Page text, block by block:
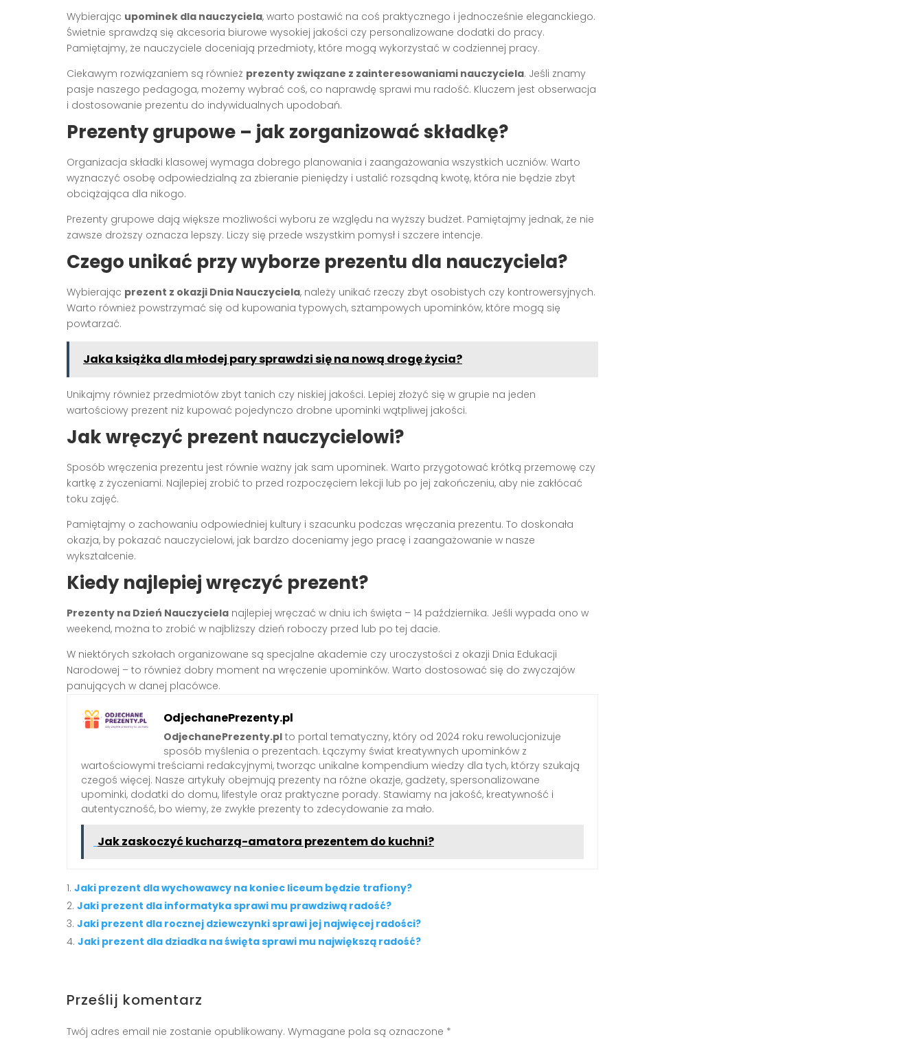
Wybierając upominek dla nauczyciela, warto postawić na coś praktycznego i jednocześnie eleganckiego.
Świetnie sprawdzą się akcesoria biurowe wysokiej jakości czy personalizowane dodatki do pracy.
Pamiętajmy, że nauczyciele doceniają przedmioty, które mogą wykorzystać w codziennej pracy.
Ciekawym rozwiązaniem są również prezenty związane z zainteresowaniami nauczyciela. Jeśli znamy
pasje naszego pedagoga, możemy wybrać coś, co naprawdę sprawi mu radość. Kluczem jest obserwacja
i dostosowanie prezentu do indywidualnych upodobań.
Prezenty grupowe – jak zorganizować składkę?
Organizacja składki klasowej wymaga dobrego planowania i zaangażowania wszystkich uczniów. Warto
wyznaczyć osobę odpowiedzialną za zbieranie pieniędzy i ustalić rozsądną kwotę, która nie będzie zbyt
obciążająca dla nikogo.
Prezenty grupowe dają większe możliwości wyboru ze względu na wyższy budżet. Pamiętajmy jednak, że nie
zawsze droższy oznacza lepszy. Liczy się przede wszystkim pomysł i szczere intencje.
Czego unikać przy wyborze prezentu dla nauczyciela?
Wybierając prezent z okazji Dnia Nauczyciela, należy unikać rzeczy zbyt osobistych czy kontrowersyjnych.
Warto również powstrzymać się od kupowania typowych, sztampowych upominków, które mogą się
powtarzać.
Jaka książka dla młodej pary sprawdzi się na nową drogę życia?
Unikajmy również przedmiotów zbyt tanich czy niskiej jakości. Lepiej złożyć się w grupie na jeden
wartościowy prezent niż kupować pojedynczo drobne upominki wątpliwej jakości.
Jak wręczyć prezent nauczycielowi?
Sposób wręczenia prezentu jest równie ważny jak sam upominek. Warto przygotować krótką przemowę czy
kartkę z życzeniami. Najlepiej zrobić to przed rozpoczęciem lekcji lub po jej zakończeniu, aby nie zakłócać
toku zajęć.
Pamiętajmy o zachowaniu odpowiedniej kultury i szacunku podczas wręczania prezentu. To doskonała
okazja, by pokazać nauczycielowi, jak bardzo doceniamy jego pracę i zaangażowanie w nasze
wykształcenie.
Kiedy najlepiej wręczyć prezent?
Prezenty na Dzień Nauczyciela najlepiej wręczać w dniu ich święta – 14 października. Jeśli wypada ono w
weekend, można to zrobić w najbliższy dzień roboczy przed lub po tej dacie.
W niektórych szkołach organizowane są specjalne akademie czy uroczystości z okazji Dnia Edukacji
Narodowej – to również dobry moment na wręczenie upominków. Warto dostosować się do zwyczajów
panujących w danej placówce.
OdjechanePrezenty.pl
OdjechanePrezenty.pl to portal tematyczny, który od 2024 roku rewolucjonizuje
sposób myślenia o prezentach. Łączymy świat kreatywnych upominków z
wartościowymi treściami redakcyjnymi, tworząc unikalne kompendium wiedzy dla tych, którzy szukają
czegoś więcej. Nasze artykuły obejmują prezenty na różne okazje, gadżety, spersonalizowane
upominki, dodatki do domu, lifestyle oraz praktyczne porady. Stawiamy na jakość, kreatywność i
autentyczność, bo wiemy, że zwykłe prezenty to zdecydowanie za mało.
Jak zaskoczyć kucharzą-amatora prezentem do kuchni?
Jaki prezent dla wychowawcy na koniec liceum będzie trafiony?
Jaki prezent dla informatyka sprawi mu prawdziwą radość?
Jaki prezent dla rocznej dziewczynki sprawi jej najwięcej radości?
Jaki prezent dla dziadka na święta sprawi mu największą radość?
Prześlij komentarz
Twój adres email nie zostanie opublikowany. Wymagane pola są oznaczone *